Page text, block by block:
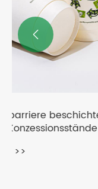
Biologisch
aus Papier
